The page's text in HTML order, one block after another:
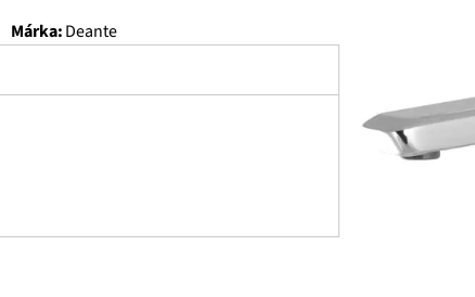
Márka:Deante